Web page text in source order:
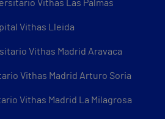
Vithas Las Palmas
Vithas Lleida
Vithas Madrid Aravaca
Vithas Madrid Arturo Soria
Vithas Madrid La Milagrosa